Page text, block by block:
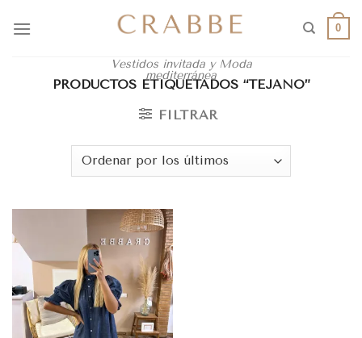
Vestidos invitada y Moda
mediterránea
0
PRODUCTOS ETIQUETADOS “TEJANO”
FILTRAR